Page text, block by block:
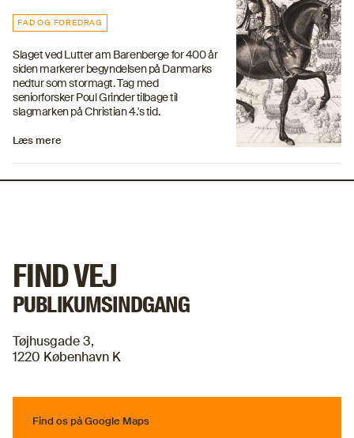
FAD OG FOREDRAG
Slaget ved Lutter am Barenberge for 400 år
siden markerer begyndelsen på Danmarks
nedtur som stormagt. Tag med
seniorforsker Poul Grinder tilbage til
slagmarken på Christian 4.'s tid.
Læs mere
FIND VEJ
PUBLIKUMSINDGANG
Tøjhusgade 3,
Find os på Google Maps